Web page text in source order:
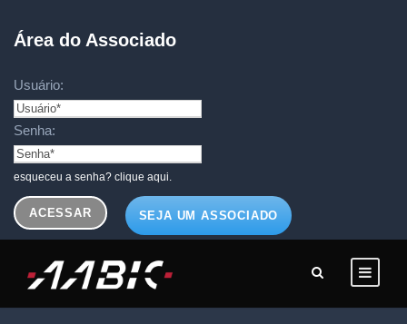
Área do Associado
Usuário:
Senha:
esqueceu a senha? clique aqui.
SEJA UM ASSOCIADO